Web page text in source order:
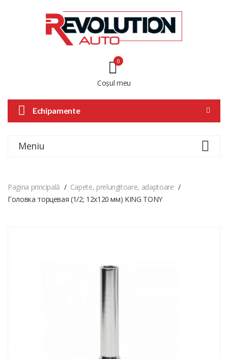
Coșul meu
0
Echipamente
Meniu
Pagina principală
Capete, prelungitoare, adaptoare
Головка торцевая (1/2; 12х120 мм) KING TONY